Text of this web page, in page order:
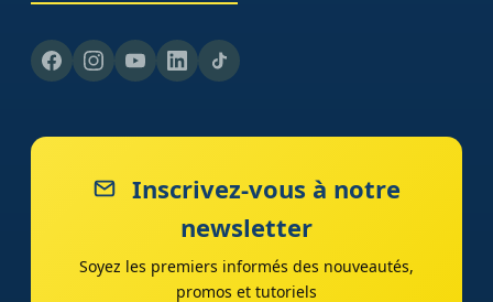
Inscrivez-vous à notre
newsletter
Soyez les premiers informés des nouveautés,
promos et tutoriels